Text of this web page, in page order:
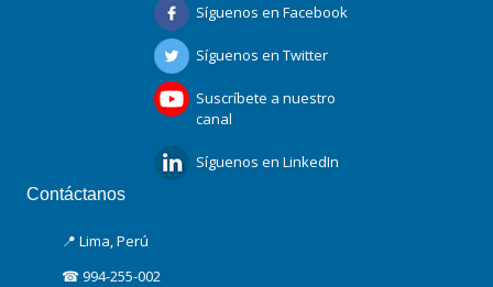
Síguenos en Facebook
Síguenos en Twitter
Suscríbete a nuestro
canal
Síguenos en LinkedIn
Contáctanos
📍 Lima, Perú
☎ 994-255-002